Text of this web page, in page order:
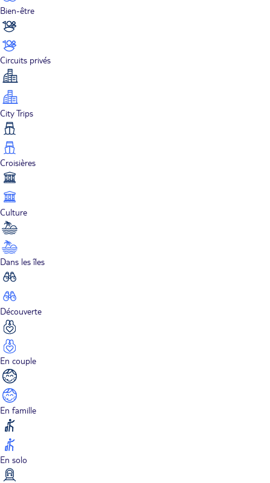
Bien-être
Circuits privés
City Trips
Croisières
Culture
Dans les îles
Découverte
En couple
En famille
En solo